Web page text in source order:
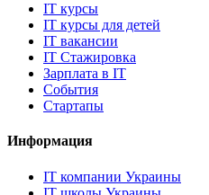
IT курсы
IT курсы для детей
IT вакансии
IT Стажировка
Зарплата в IT
События
Стартапы
Информация
IT компании Украины